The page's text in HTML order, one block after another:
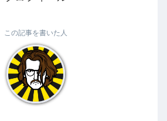
この記事を書いた人